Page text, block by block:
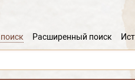
Расширенный поиск